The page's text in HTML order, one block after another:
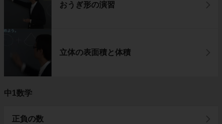
おうぎ形の演習
立体の表面積と体積
中1数学
正負の数